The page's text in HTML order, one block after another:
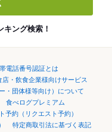
キング検索！
電話番号認証とは
店・飲食企業様向けサービス
・団体様等向け）について
食べログプレミアム
予約（リクエスト予約）
特定商取引法に基づく表記